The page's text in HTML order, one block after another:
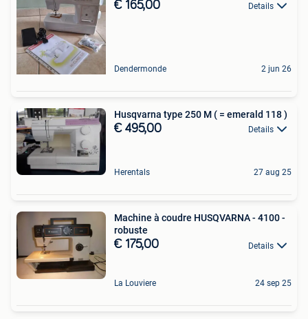
€ 165,00 Details
Dendermonde 2 jun 26
Husqvarna type 250 M ( = emerald 118 )
€ 495,00 Details
Herentals 27 aug 25
Machine à coudre HUSQVARNA - 4100 -
robuste
€ 175,00 Details
La Louviere 24 sep 25